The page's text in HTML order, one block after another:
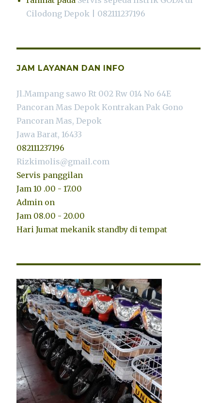
Cilodong Depok | 082111237196
JAM LAYANAN DAN INFO
Jl.Mampang sawo Rt 002 Rw 014 No 64E
Pancoran Mas Depok Kontrakan Pak Gono
Pancoran Mas, Depok
Jawa Barat, 16433
082111237196
Rizkimolis@gmail.com
Servis panggilan
Jam 10 .00 - 17.00
Admin on
Jam 08.00 - 20.00
Hari Jumat mekanik standby di tempat